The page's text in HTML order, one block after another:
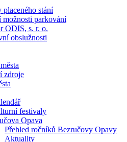
placeného stání
možnosti parkování
ODIS, s. r. o.
obslužnosti
zdroje
festivaly
Opava
Přehled ročníků Bezručovy Opavy
Aktuality